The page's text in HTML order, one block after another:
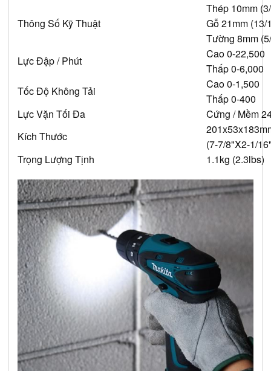
Thông Số Kỹ Thuật
Thép 10mm
Gỗ 21mm (13/
Tường 8mm
Lực Đập / Phút
Cao 0-22,500
Thấp 0-6,000
Tốc Độ Không Tải
Cao 0-1,500
Thấp 0-400
Lực Vặn Tối Đa
Cứng / Mềm
Kích Thước
(7-7/8"X2-1/
Trọng Lượng Tịnh
1.1kg (2.3lbs)